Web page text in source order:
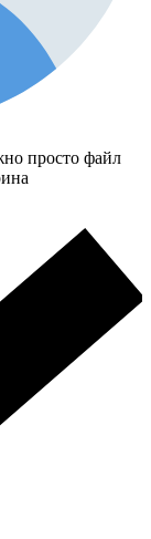
просто файл